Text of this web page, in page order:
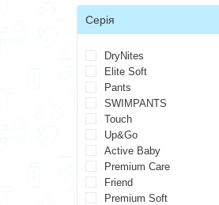
Серія
DryNites
Elite Soft
Pants
SWIMPANTS
Touch
Up&Go
Active Baby
Premium Care
Friend
Premium Soft